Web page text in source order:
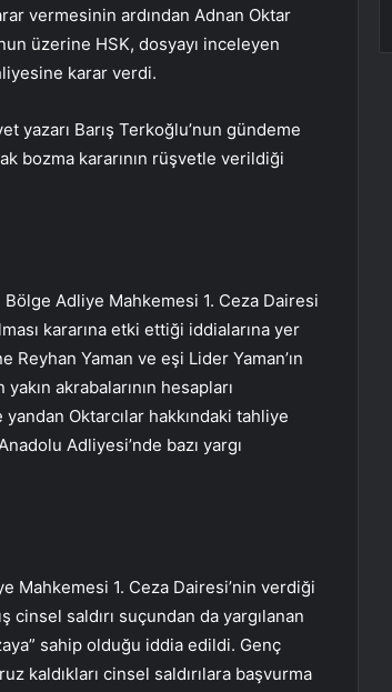
vermesinin ardından Adnan Oktar
üzerine HSK, dosyayı inceleyen
karar verdi.
yazarı Barış Terkoğlu’nun gündeme
bozma kararının rüşvetle verildiği
Bölge Adliye Mahkemesi 1. Ceza Dairesi
kararına etki ettiği iddialarına yer
Reyhan Yaman ve eşi Lider Yaman’ın
akrabalarının hesapları
Oktarcılar hakkındaki tahliye
Adliyesi’nde bazı yargı
Mahkemesi 1. Ceza Dairesi’nin verdiği
cinsel saldırı suçundan da yargılanan
sahip olduğu iddia edildi. Genç
kaldıkları cinsel saldırılara başvurma